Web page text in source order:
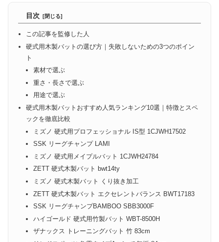
目次
この記事を監修した人
硬式用木製バットの選び方｜失敗しないための3つのポイン
ト
素材で選ぶ
重さ・長さで選ぶ
用途で選ぶ
硬式用木製バットおすすめ人気ランキング10選｜特徴とスペ
ックを徹底比較
ミズノ 硬式用プロフェッショナル IS型 1CJWH17502
SSK リーグチャンプ LAMI
ミズノ 硬式用メイプルバット 1CJWH24784
ZETT 硬式木製バット bwt14ty
ミズノ 硬式木製バット くり抜き加工
ZETT 硬式木製バット エクセレントバランス BWT17183
SSK リーグチャンプBAMBOO SBB3000F
ハイゴールド 硬式用竹製バット WBT-8500H
ザナックス トレーニングバット 竹 83cm